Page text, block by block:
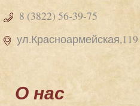
8 (3822) 56-39-75
ул.Красноармейская,119
О нас